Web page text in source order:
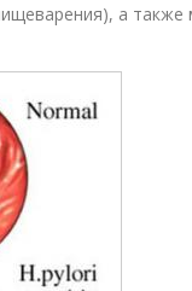
а также